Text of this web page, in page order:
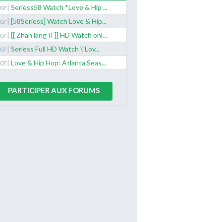
| Seriess58 Watch *Love & Hip ...
| [58Seriess] Watch Love & Hip...
| [[ Zhan lang II ]] HD Watch onl...
| Seriess Full HD Watch \"Lov...
| Love & Hip Hop: Atlanta Seas...
PARTICIPER AUX FORUMS